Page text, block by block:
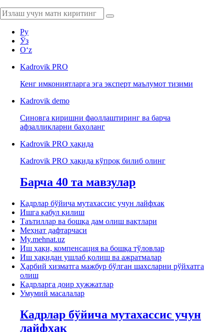
Ру
Ўз
Oʻz
Kadrovik PRO
Кенг имкониятларга эга эксперт маълумот тизими
Kadrovik demo
Синовга киришни фаоллаштиринг ва барча
афзалликларни баҳоланг
Kadrovik PRO ҳақида
Kadrovik PRO ҳақида кўпроқ билиб олинг
Барча 40 та мавзулар
Кадрлар бўйича мутахассис учун лайфхак
Ишга қабул қилиш
Таътиллар ва бошқа дам олиш вақтлари
Меҳнат дафтарчаси
My.mehnat.uz
Иш ҳақи, компенсация ва бошқа тўловлар
Иш ҳақидан ушлаб қолиш ва ажратмалар
Ҳарбий хизматга мажбур бўлган шахсларни рўйхатга
олиш
Кадрларга доир ҳужжатлар
Умумий масалалар
Кадрлар бўйича мутахассис учун
лайфхак